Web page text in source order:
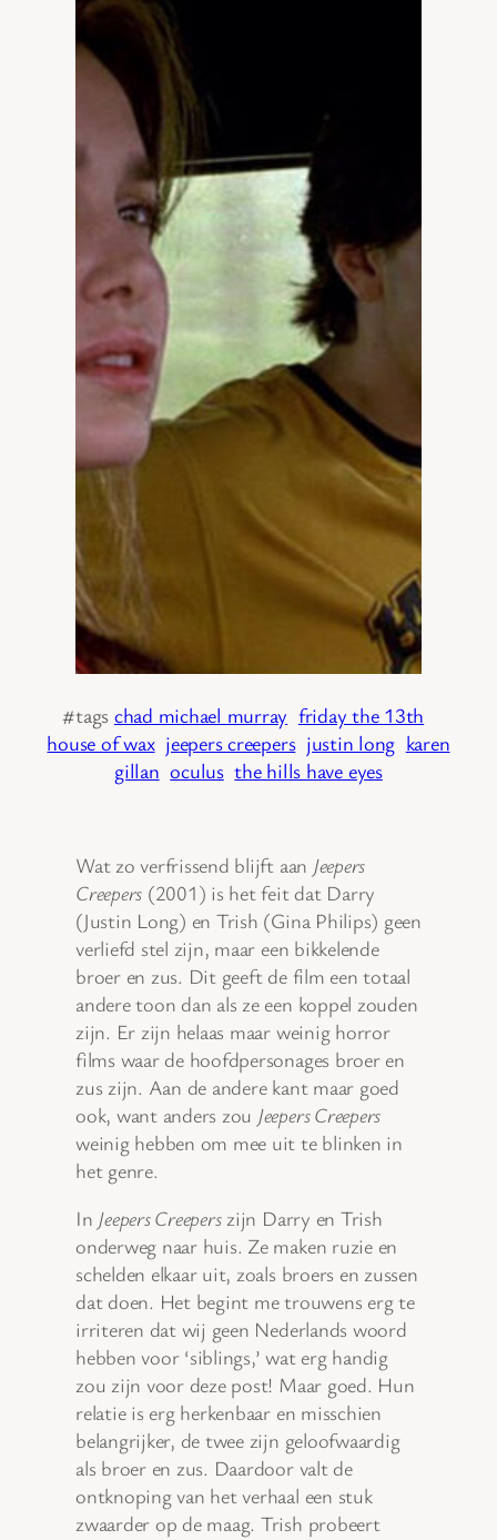
#tags chad michael murray friday the 13th
house of wax jeepers creepers justin long karen
gillan oculus the hills have eyes
Wat zo verfrissend blijft aan Jeepers
Creepers (2001) is het feit dat Darry
(Justin Long) en Trish (Gina Philips) geen
verliefd stel zijn, maar een bikkelende
broer en zus. Dit geeft de film een totaal
andere toon dan als ze een koppel zouden
zijn. Er zijn helaas maar weinig horror
films waar de hoofdpersonages broer en
zus zijn. Aan de andere kant maar goed
ook, want anders zou Jeepers Creepers
weinig hebben om mee uit te blinken in
het genre.
In Jeepers Creeperszijn Darry en Trish
onderweg naar huis. Ze maken ruzie en
schelden elkaar uit, zoals broers en zussen
dat doen. Het begint me trouwens erg te
irriteren dat wij geen Nederlands woord
hebben voor ‘siblings,’ wat erg handig
zou zijn voor deze post! Maar goed. Hun
relatie is erg herkenbaar en misschien
belangrijker, de twee zijn geloofwaardig
als broer en zus. Daardoor valt de
ontknoping van het verhaal een stuk
zwaarder op de maag. Trish probeert